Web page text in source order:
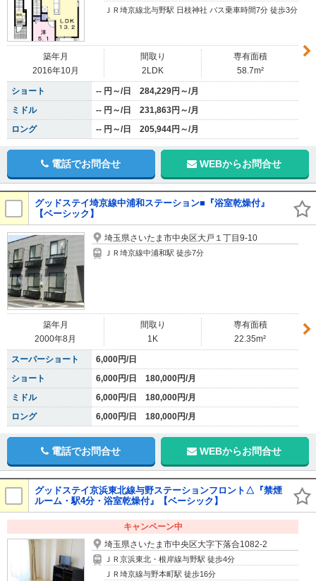
ＪＲ埼京線北与野駅 日枝神社 バス乗車時間7分 徒歩3分
築年月
2016年10月
間取り
2LDK
専有面積
58.7m²
ショート
-- 円～/日 284,229円～/月
ミドル
-- 円～/日 231,863円～/月
ロング
-- 円～/日 205,944円～/月
電話でお問合せ WEBからお問合せ
グッドステイ埼京線中浦和ステーション■『浴室乾燥付』
【ベーシック】
埼玉県さいたま市中央区大戸１丁目9-10
ＪＲ埼京線中浦和駅 徒歩7分
築年月
2000年8月
間取り
1K
専有面積
22.35m²
スーパーショート
6,000円/日
ショート
6,000円/日 180,000円/月
ミドル
6,000円/日 180,000円/月
ロング
6,000円/日 180,000円/月
電話でお問合せ WEBからお問合せ
グッドステイ京浜東北線与野ステーションフロント△『禁煙
ルーム・駅4分・浴室乾燥付』【ベーシック】
キャンペーン中
埼玉県さいたま市中央区大字下落合1082-2
ＪＲ京浜東北・根岸線与野駅 徒歩4分
ＪＲ埼京線与野本町駅 徒歩16分